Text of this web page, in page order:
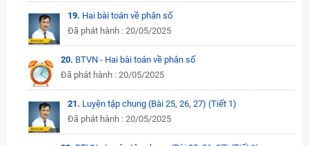
19. Hai bài toán về phân số
Đã phát hành : 20/05/2025
20. BTVN - Hai bài toán về phân số
Đã phát hành : 20/05/2025
21. Luyện tập chung (Bài 25, 26, 27) (Tiết 1)
Đã phát hành : 20/05/2025